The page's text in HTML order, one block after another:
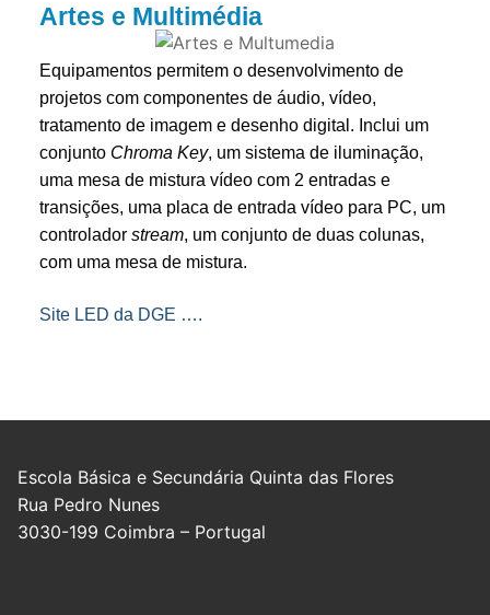
Artes e Multimédia
Equipamentos permitem o desenvolvimento de
projetos com componentes de áudio, vídeo,
tratamento de imagem e desenho digital. Inclui um
conjunto Chroma Key, um sistema de iluminação,
uma mesa de mistura vídeo com 2 entradas e
transições, uma placa de entrada vídeo para PC, um
controlador stream, um conjunto de duas colunas,
com uma mesa de mistura.
Site LED da DGE ….
Escola Básica e Secundária Quinta das Flores
Rua Pedro Nunes
3030-199 Coimbra – Portugal